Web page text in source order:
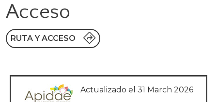
Acceso
RUTA Y ACCESO
Actualizado el 31 March 2026